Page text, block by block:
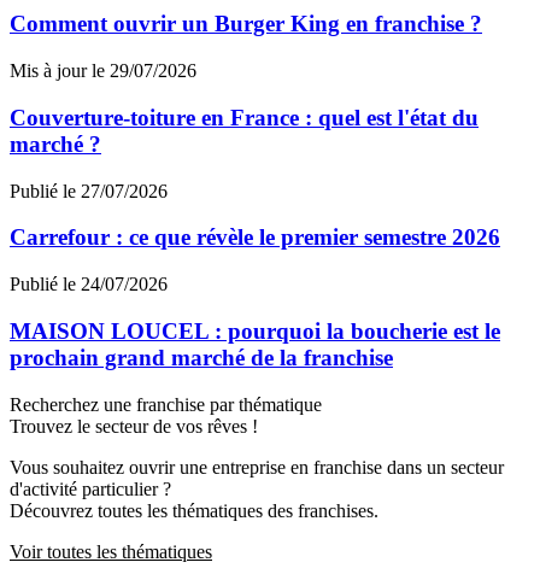
Comment ouvrir un Burger King en franchise ?
Mis à jour le 29/07/2026
Couverture-toiture en France : quel est l'état du
marché ?
Publié le 27/07/2026
Carrefour : ce que révèle le premier semestre 2026
Publié le 24/07/2026
MAISON LOUCEL : pourquoi la boucherie est le
prochain grand marché de la franchise
Recherchez une franchise par thématique
Trouvez le secteur de vos rêves !
Vous souhaitez ouvrir une entreprise en franchise dans un secteur
d'activité particulier ?
Découvrez toutes les thématiques des franchises.
Voir toutes les thématiques